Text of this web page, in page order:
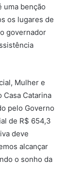
uma benção
os lugares de
governador
Mulher e
Casa Catarina
pelo Governo
de R$ 654,3
deve
alcançar
o sonho da